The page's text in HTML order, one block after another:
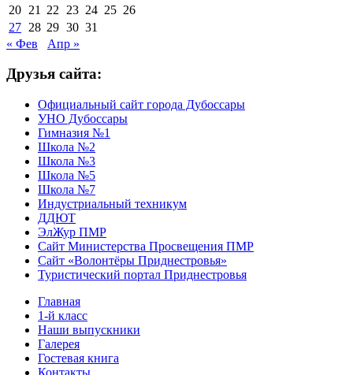
20 21 22 23 24 25 26
27 28 29 30 31
« Фев
Апр »
Друзья сайта:
Официальный сайт города Дубоссары
УНО Дубоссары
Гимназия №1
Школа №2
Школа №3
Школа №5
Школа №7
Индустриальный техникум
ДДЮТ
ЭлЖур ПМР
Сайт Министерства Просвещения ПМР
Сайт «Волонтёры Приднестровья»
Туристический портал Приднестровья
Главная
1-й класс
Наши выпускники
Галерея
Гостевая книга
Контакты